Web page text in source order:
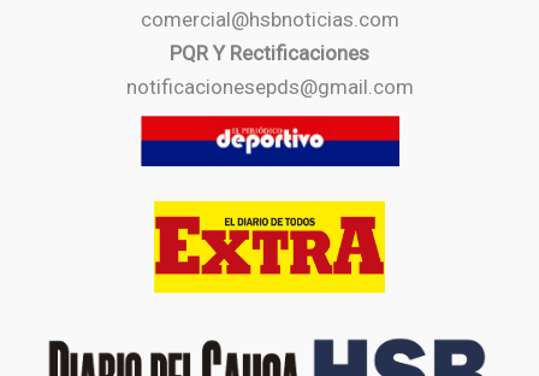
comercial@hsbnoticias.com
PQR Y Rectificaciones
notificacionesepds@gmail.com